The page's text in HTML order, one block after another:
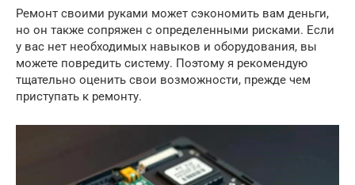
Ремонт своими руками может сэкономить вам деньги,
но он также сопряжен с определенными рисками. Если
у вас нет необходимых навыков и оборудования, вы
можете повредить систему. Поэтому я рекомендую
тщательно оценить свои возможности, прежде чем
приступать к ремонту.